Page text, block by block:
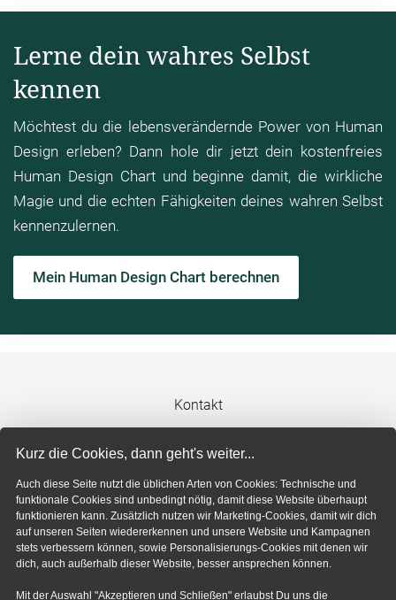
Kurz die Cookies, dann geht's weiter...
Auch diese Seite nutzt die üblichen Arten von Cookies: Technische und
funktionale Cookies sind unbedingt nötig, damit diese Website überhaupt
funktionieren kann. Zusätzlich nutzen wir Marketing-Cookies, damit wir dich
auf unseren Seiten wiedererkennen und unsere Website und Kampagnen
stets verbessern können, sowie Personalisierungs-Cookies mit denen wir
dich, auch außerhalb dieser Website, besser ansprechen können.
Mit der Auswahl "Akzeptieren und Schließen" erlaubst Du uns die
Lerne dein wahres Selbst
kennen
Möchtest du die lebensverändernde Power von Human
Design erleben? Dann hole dir jetzt dein kostenfreies
Human Design Chart und beginne damit, die wirkliche
Magie und die echten Fähigkeiten deines wahren Selbst
kennenzulernen.
Mein Human Design Chart berechnen
Kontakt
Impressum
Datenschutzerklärung
Cookie-Einstellungen